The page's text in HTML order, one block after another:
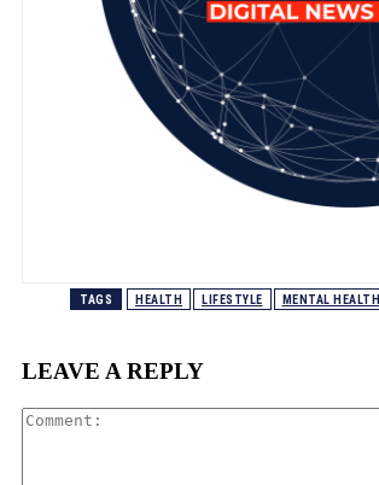
TAGS HEALTH LIFESTYLE MENTAL HEALTH
LEAVE A REPLY